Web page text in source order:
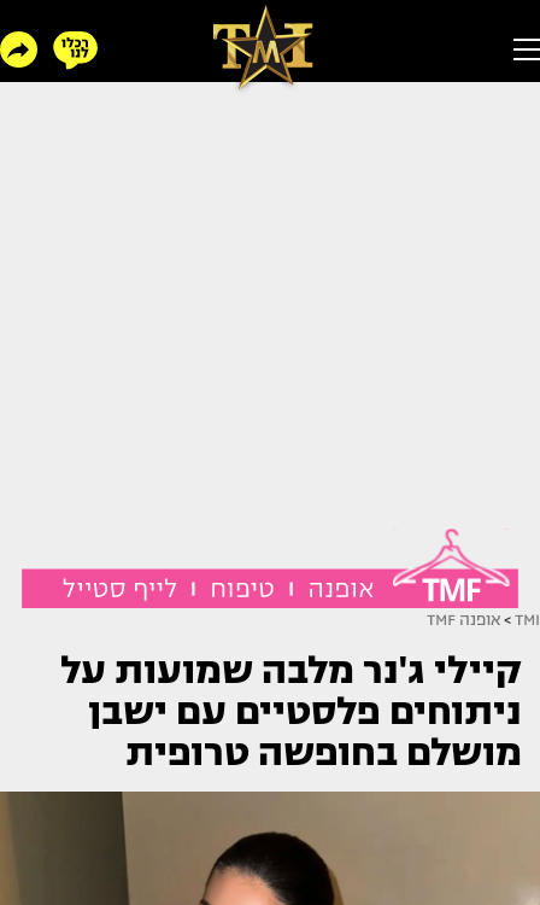
TMI
> אופנה TMF
קיילי ג'נר מלבה שמועות על
ניתוחים פלסטיים עם ישבן
מושלם בחופשה טרופית